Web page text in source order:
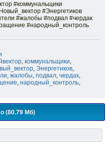
#коммунальщики
#Энергетиков
#жалобы #подвал #чердак
#народный_контроль
, коммунальщики,
, Энергетиков,
, жалобы, подвал, чердак,
, народный_контроль,
(80.79 Мб)